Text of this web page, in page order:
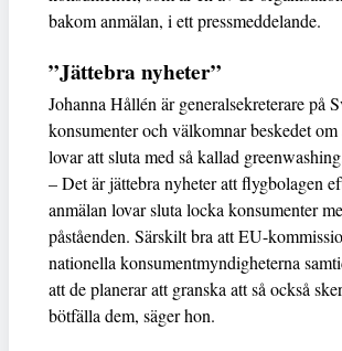
bakom anmälan, i ett pressmeddelande.
”Jättebra nyheter”
Johanna Hållén är generalsekreterare på
konsumenter och välkomnar beskedet
lovar att sluta med så kallad
– Det är jättebra nyheter att flygbolagen
anmälan lovar sluta locka konsumenter
påståenden. Särskilt bra att EU-
nationella konsumentmyndigheterna
att de planerar att granska att så också
bötfälla dem, säger hon.